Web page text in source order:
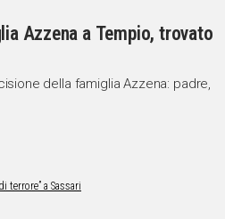
Azzena a Tempio, trovato
della famiglia Azzena: padre,